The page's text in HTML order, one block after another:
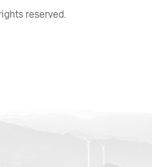
reserved.